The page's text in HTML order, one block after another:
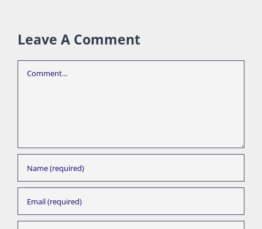
Leave A Comment
Comment